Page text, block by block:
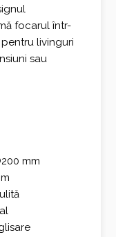
focarul într-
livinguri
sau
mm